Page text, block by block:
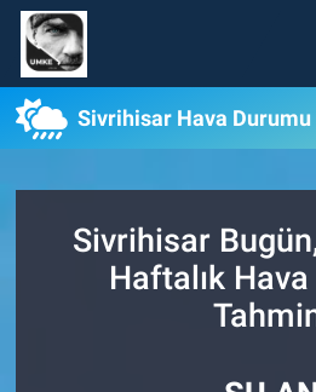
Sivrihisar Hava Durumu
Sivrihisar
Haftalık
Gündem
Magazin
Nöbetçi Eczaneler
Trafik Durumu